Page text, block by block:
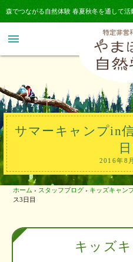
森でつながる自然体験 春夏秋冬を通して活
menu
サマーキャンプin
2016年8
ホーム › スタッフブログ › キッズキャン
ス3日目
キッズ